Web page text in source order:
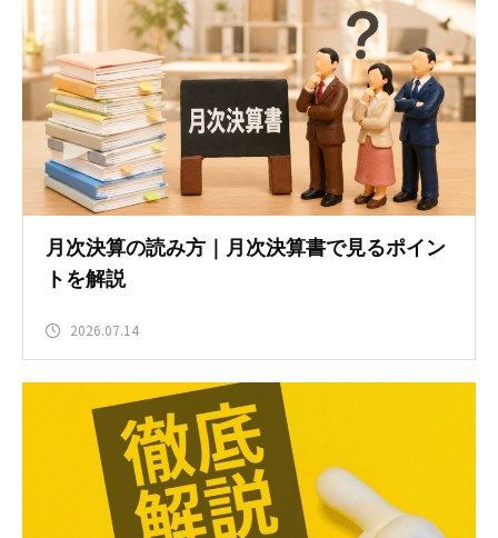
月次決算の読み方｜月次決算書で見るポイン
トを解説
2026.07.14